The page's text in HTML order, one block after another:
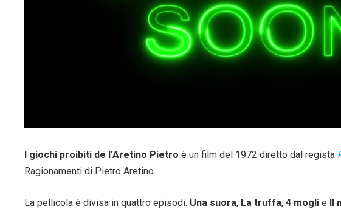
I giochi proibiti de l’Aretino Pietro è un film del 1972 diretto dal regista
Ragionamenti di Pietro Aretino.
La pellicola è divisa in quattro episodi: Una suora, La truffa,4 mogli e Il